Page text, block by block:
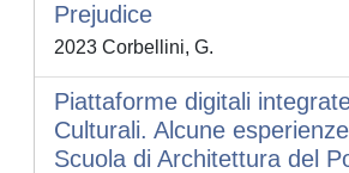
Prejudice
2023 Corbellini, G.
Piattaforme digitali
Culturali. Alcune
Scuola di Architettura del